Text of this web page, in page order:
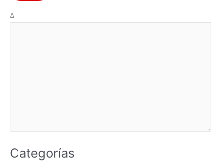
-Δ
Categorías